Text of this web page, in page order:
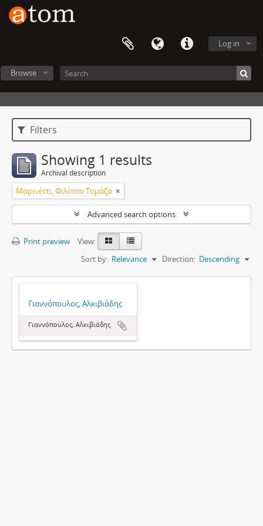
Log in
Browse
Filters
Showing 1 results
Archival description
Μαρινέττι, Φιλίππο Τομάζο
Advanced search options
Print preview
View:
Sort by: Relevance Direction: Descending
Γιαννόπουλος, Αλκιβιάδης
Γιαννόπουλος, Αλκιβιάδης